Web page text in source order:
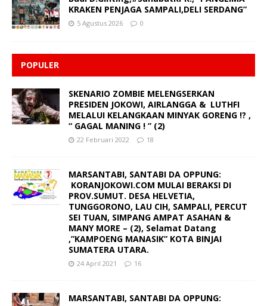
KRAKEN PENJAGA SAMPALI,DELI SERDANG”
5 Agustus 2026 0
POPULER
SKENARIO ZOMBIE MELENGSERKAN
PRESIDEN JOKOWI, AIRLANGGA & LUTHFI
MELALUI KELANGKAAN MINYAK GORENG !? ,
“ GAGAL MANING ! ” (2)
22 Februari 2022 18
MARSANTABI, SANTABI DA OPPUNG:
KORANJOKOWI.COM MULAI BERAKSI DI
PROV.SUMUT. DESA HELVETIA,
TUNGGORONO, LAU CIH, SAMPALI, PERCUT
SEI TUAN, SIMPANG AMPAT ASAHAN &
MANY MORE – (2), Selamat Datang
,”KAMPOENG MANASIK” KOTA BINJAI
SUMATERA UTARA.
24 April 2021 16
MARSANTABI, SANTABI DA OPPUNG: